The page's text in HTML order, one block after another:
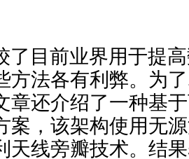
了目前业界用于提
方法各有利弊。为
章还介绍了一种基
案，该架构使用无
天线旁瓣技术。结